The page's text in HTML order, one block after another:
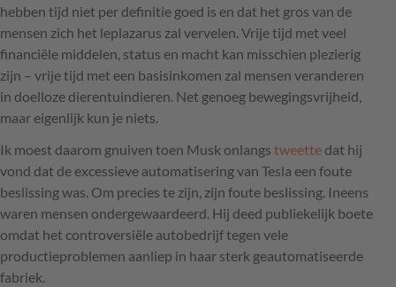
hebben tijd niet per definitie goed is en dat het gros van de
mensen zich het leplazarus zal vervelen. Vrije tijd met veel
financiële middelen, status en macht kan misschien plezierig
zijn – vrije tijd met een basisinkomen zal mensen veranderen
in doelloze dierentuindieren. Net genoeg bewegingsvrijheid,
maar eigenlijk kun je niets.
Ik moest daarom gnuiven toen Musk onlangs tweette dat hij
vond dat de excessieve automatisering van Tesla een foute
beslissing was. Om precies te zijn, zijn foute beslissing. Ineens
waren mensen ondergewaardeerd. Hij deed publiekelijk boete
omdat het controversiële autobedrijf tegen vele
productieproblemen aanliep in haar sterk geautomatiseerde
fabriek.